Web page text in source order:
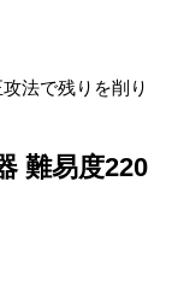
法で残りを削り
難易度220